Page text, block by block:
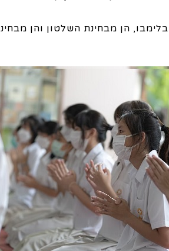
הן מבחינת השלטון והן